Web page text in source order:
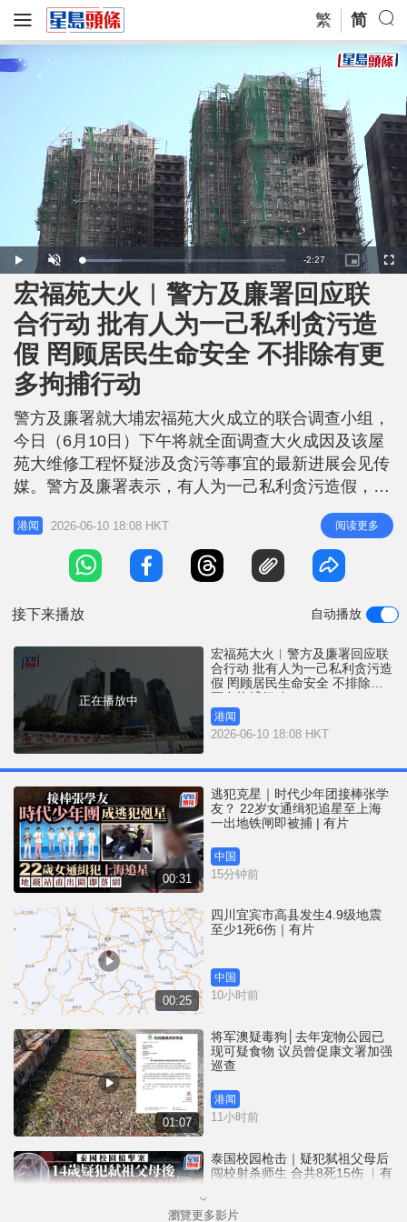
繁 简
P
l
a
y
U
n
m
u
t
L
o
a
d
e
:
1
9
.
5
2
%
R
e
m
i
n
-2:27
P
i
c
t
u
r
e
i
n
P
e
F
u
宏福苑大火︱警方及廉署回应联
合行动 批有人为一己私利贪污造
假 罔顾居民生命安全 不排除有更
多拘捕行动
警方及廉署就大埔宏福苑大火成立的联合调查小组，
今日（6月10日）下午将就全面调查大火成因及该屋
苑大维修工程怀疑涉及贪污等事宜的最新进展会见传
媒。警方及廉署表示，有人为一己私利贪污造假，罔
顾宏福苑居民生命安全，不排除有更多拘捕行动。
当局指，经深入调查及向律政司索取法律意见后，警
方及廉署今日落案起诉七名人士及两间公司合共25项
控罪，涉及误杀、串谋诈骗、「洗黑钱」、企图妨碍
港闻 2026-06-10 18:08 HKT 阅读更多
接下来播放 自动播放
正在播放中
宏福苑大火︱警方及廉署回应联
合行动 批有人为一己私利贪污造
假 罔顾居民生命安全 不排除有
更多拘捕行动
港闻
2026-06-10 18:08 HKT
00:31
逃犯克星｜时代少年团接棒张学
友？ 22岁女通缉犯追星至上海
一出地铁闸即被捕 | 有片
中国
15分钟前
00:25
四川宜宾市高县发生4.9级地震
至少1死6伤｜有片
中国
10小时前
01:07
将军澳疑毒狗│去年宠物公园已
现可疑食物 议员曾促康文署加强
巡查
港闻
11小时前
泰国校园枪击｜疑犯弑祖父母后
闯校射杀师生 合共8死15伤 ︱有
瀏覽更多影片